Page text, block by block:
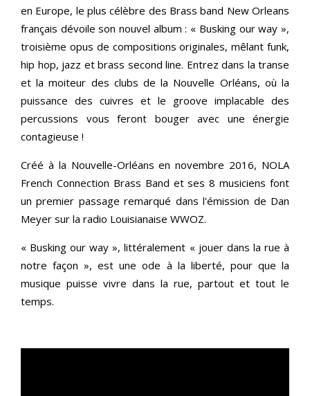
en Europe, le plus célèbre des Brass band New Orleans
français dévoile son nouvel album : « Busking our way »,
troisième opus de compositions originales, mêlant funk,
hip hop, jazz et brass second line. Entrez dans la transe
et la moiteur des clubs de la Nouvelle Orléans, où la
puissance des cuivres et le groove implacable des
percussions vous feront bouger avec une énergie
contagieuse !
Créé à la Nouvelle-Orléans en novembre 2016, NOLA
French Connection Brass Band et ses 8 musiciens font
un premier passage remarqué dans l'émission de Dan
Meyer sur la radio Louisianaise WWOZ.
« Busking our way », littéralement « jouer dans la rue à
notre façon », est une ode à la liberté, pour que la
musique puisse vivre dans la rue, partout et tout le
temps.